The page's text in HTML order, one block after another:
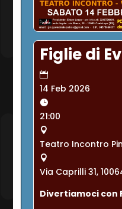
Figlie di
14 Feb 2026
21:00
Teatro Incontro
Via Caprilli 31,
Divertiamoci con